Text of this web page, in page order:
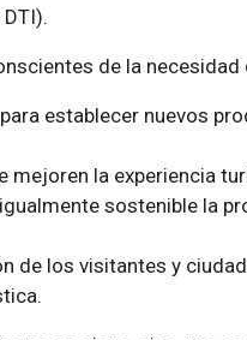
de la necesidad
establecer nuevos
mejoren la experiencia
sostenible la
de los visitantes y